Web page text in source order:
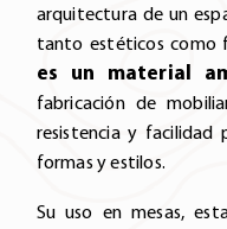
arquitectura de un
tanto estéticos como
es un material
fabricación de
resistencia y facilidad
formas y estilos.
Su uso en mesas,